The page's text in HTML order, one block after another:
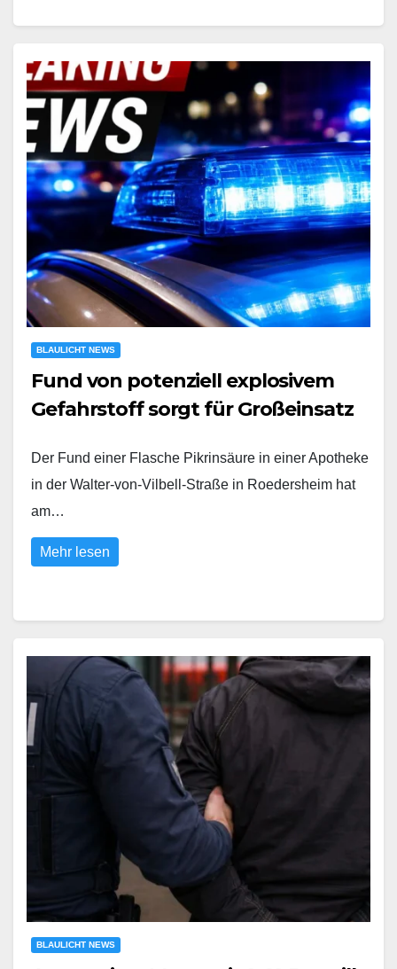
BLAULICHT NEWS
Fund von potenziell explosivem
Gefahrstoff sorgt für Großeinsatz
Der Fund einer Flasche Pikrinsäure in einer Apotheke
in der Walter-von-Vilbell-Straße in Roedersheim hat
am…
Mehr lesen
BLAULICHT NEWS